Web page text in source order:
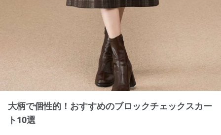
大柄で個性的！おすすめのブロックチェックスカー
ト10選